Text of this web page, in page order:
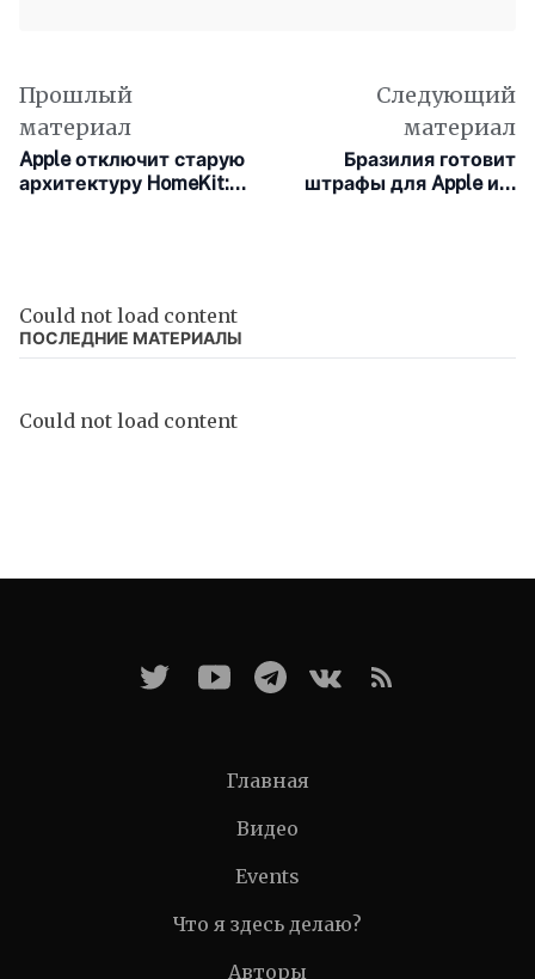
Прошлый
материал
Apple отключит старую
архитектуру HomeKit:
Следующий
материал
Бразилия готовит
штрафы для Apple из-
Could not load content
ПОСЛЕДНИЕ МАТЕРИАЛЫ
Could not load content
Главная
Видео
Events
Что я здесь делаю?
Авторы